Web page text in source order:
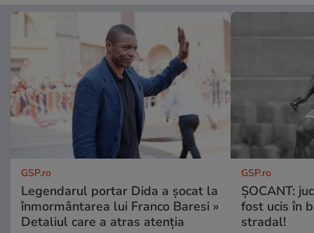
GSP.ro
Legendarul portar Dida a șocat la
înmormântarea lui Franco Baresi »
Detaliul care a atras atenția
GSP.ro
ȘOCANT:
fost ucis în
stradal!